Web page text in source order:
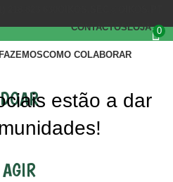
CONTACTOSLOJA 0
COMO COLABORAR
DOAR
AGIR
estão a dar